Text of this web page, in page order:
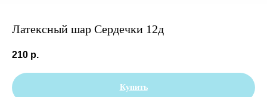
Латексный шар Сердечки 12д
210 р.
Купить